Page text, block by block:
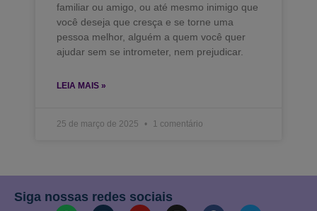
familiar ou amigo, ou até mesmo inimigo que
você deseja que cresça e se torne uma
pessoa melhor, alguém a quem você quer
ajudar sem se intrometer, nem prejudicar.
LEIA MAIS »
25 de março de 2025 1 comentário
Siga nossas redes sociais